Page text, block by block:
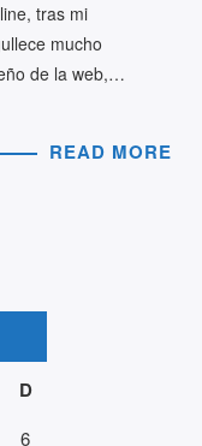
tras mi
mucho
de la web,…
READ MORE
D
6